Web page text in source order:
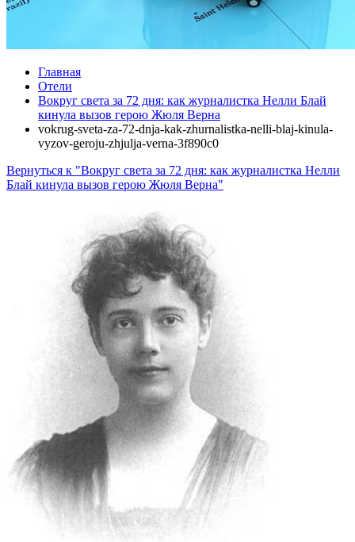
Главная
Отели
Вокруг света за 72 дня: как журналистка Нелли Блай
кинула вызов герою Жюля Верна
vokrug-sveta-za-72-dnja-kak-zhurnalistka-nelli-blaj-kinula-
vyzov-geroju-zhjulja-verna-3f890c0
Вернуться к "Вокруг света за 72 дня: как журналистка Нелли
Блай кинула вызов герою Жюля Верна"